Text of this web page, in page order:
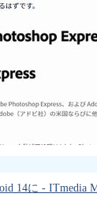
14に - ITmedia